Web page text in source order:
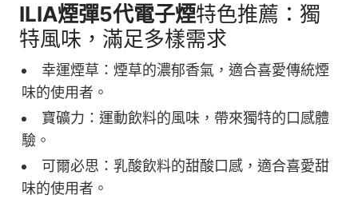
ILIA煙彈5代電子煙特色推薦：獨
特風味，滿足多樣需求
幸運煙草：煙草的濃郁香氣，適合喜愛傳統煙
味的使用者。
寶礦力：運動飲料的風味，帶來獨特的口感體
驗。
可爾必思：乳酸飲料的甜酸口感，適合喜愛甜
味的使用者。